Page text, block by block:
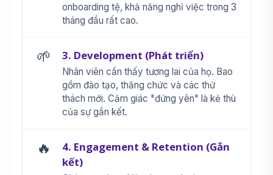
onboarding tệ, khả năng nghỉ việc trong 3
tháng đầu rất cao.
🌱 3. Development (Phát triển)
Nhân viên cần thấy tương lai của họ. Bao
gồm đào tạo, thăng chức và các thử
thách mới. Cảm giác "đứng yên" là kẻ thù
của sự gắn kết.
🔥
4. Engagement & Retention (Gắn
kết)